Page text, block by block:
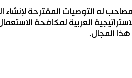
له التوصيات المقترحة لإنشاء
العربية لمكافحة
المجال.